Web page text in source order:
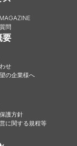
問
要
せ
の企業様へ
護方針
に関する規程等